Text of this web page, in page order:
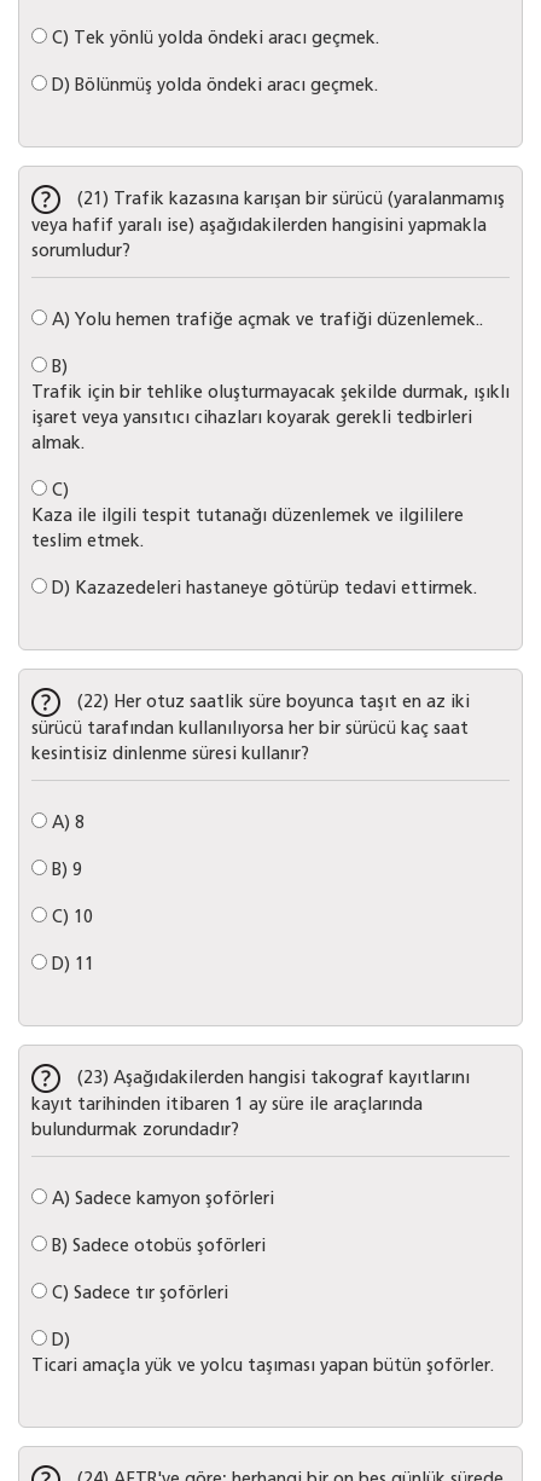
C) Tek yönlü yolda öndeki aracı geçmek.
D) Bölünmüş yolda öndeki aracı geçmek.
(21) Trafik kazasına karışan bir sürücü (yaralanmamış
veya hafif yaralı ise) aşağıdakilerden hangisini yapmakla
sorumludur?
A) Yolu hemen trafiğe açmak ve trafiği düzenlemek..
B)
Trafik için bir tehlike oluşturmayacak şekilde durmak, ışıklı
işaret veya yansıtıcı cihazları koyarak gerekli tedbirleri
almak.
C)
Kaza ile ilgili tespit tutanağı düzenlemek ve ilgililere
teslim etmek.
D) Kazazedeleri hastaneye götürüp tedavi ettirmek.
(22) Her otuz saatlik süre boyunca taşıt en az iki
sürücü tarafından kullanılıyorsa her bir sürücü kaç saat
kesintisiz dinlenme süresi kullanır?
A) 8
B) 9
C) 10
D) 11
(23) Aşağıdakilerden hangisi takograf kayıtlarını
kayıt tarihinden itibaren 1 ay süre ile araçlarında
bulundurmak zorundadır?
A) Sadece kamyon şoförleri
B) Sadece otobüs şoförleri
C) Sadece tır şoförleri
D)
Ticari amaçla yük ve yolcu taşıması yapan bütün şoförler.